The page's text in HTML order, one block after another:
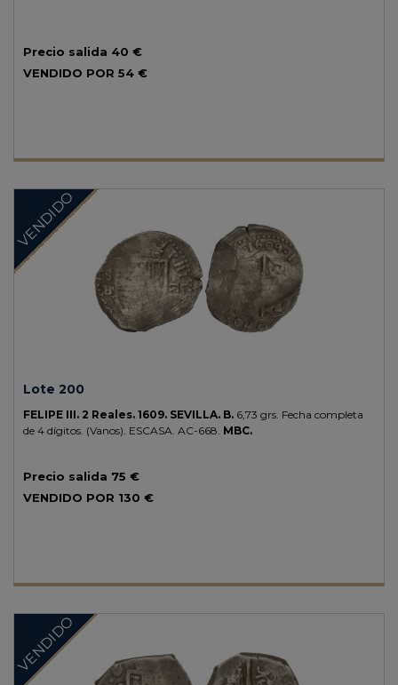
Precio salida 40 €
VENDIDO POR 54 €
VENDIDO
Lote 200
FELIPE III. 2 Reales. 1609. SEVILLA. B. 6,73 grs. Fecha completa
de 4 dígitos. (Vanos). ESCASA. AC-668. MBC.
Precio salida 75 €
VENDIDO POR 130 €
VENDIDO